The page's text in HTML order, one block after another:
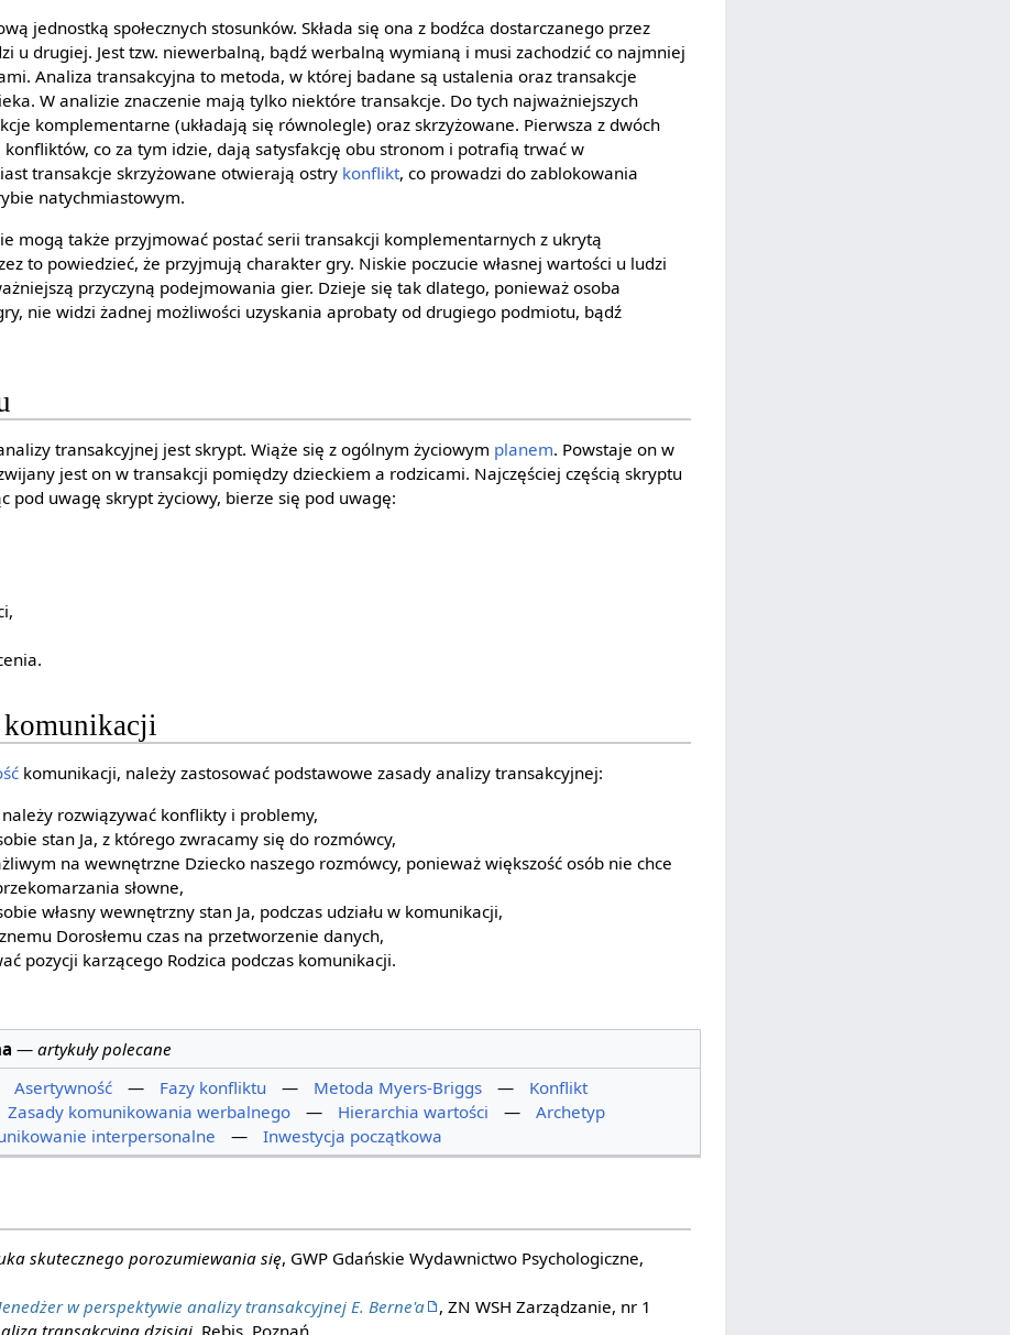
jednostką społecznych stosunków. Składa się ona z bodźca dostarczanego przez
u drugiej. Jest tzw. niewerbalną, bądź werbalną wymianą i musi zachodzić co najmniej
Analiza transakcyjna to metoda, w której badane są ustalenia oraz transakcje
W analizie znaczenie mają tylko niektóre transakcje. Do tych najważniejszych
komplementarne (układają się równolegle) oraz skrzyżowane. Pierwsza z dwóch
co za tym idzie, dają satysfakcję obu stronom i potrafią trwać w
transakcje skrzyżowane otwierają ostry konflikt, co prowadzi do zablokowania
natychmiastowym.
mogą także przyjmować postać serii transakcji komplementarnych z ukrytą
to powiedzieć, że przyjmują charakter gry. Niskie poczucie własnej wartości u ludzi
przyczyną podejmowania gier. Dzieje się tak dlatego, ponieważ osoba
nie widzi żadnej możliwości uzyskania aprobaty od drugiego podmiotu, bądź
transakcyjnej jest skrypt. Wiąże się z ogólnym życiowym planem. Powstaje on w
jest on w transakcji pomiędzy dzieckiem a rodzicami. Najczęściej częścią skryptu
pod uwagę skrypt życiowy, bierze się pod uwagę:
komunikacji
komunikacji, należy zastosować podstawowe zasady analizy transakcyjnej:
należy rozwiązywać konflikty i problemy,
stan Ja, z którego zwracamy się do rozmówcy,
na wewnętrzne Dziecko naszego rozmówcy, ponieważ większość osób nie chce
słowne,
własny wewnętrzny stan Ja, podczas udziału w komunikacji,
Dorosłemu czas na przetworzenie danych,
pozycji karzącego Rodzica podczas komunikacji.
— artykuły polecane
Asertywność — Fazy konfliktu — Metoda Myers-Briggs —
Konflikt
Zasady komunikowania werbalnego — Hierarchia wartości —
Archetyp
interpersonalne — Inwestycja początkowa
skutecznego porozumiewania się, GWP Gdańskie Wydawnictwo Psychologiczne,
w perspektywie analizy transakcyjnej E. Berne'a
, ZN WSH Zarządzanie, nr 1
transakcyjna dzisiaj, Rebis, Poznań